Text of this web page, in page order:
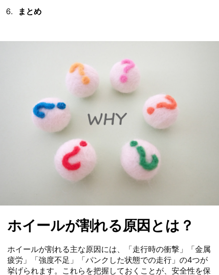
まとめ
ホイールが割れる原因とは？
ホイールが割れる主な原因には、「走行時の衝撃」「金属
疲労」「強度不足」「パンクした状態での走行」の4つが
挙げられます。これらを把握しておくことが、安全性を保